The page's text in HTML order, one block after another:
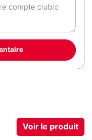
Voir le produit